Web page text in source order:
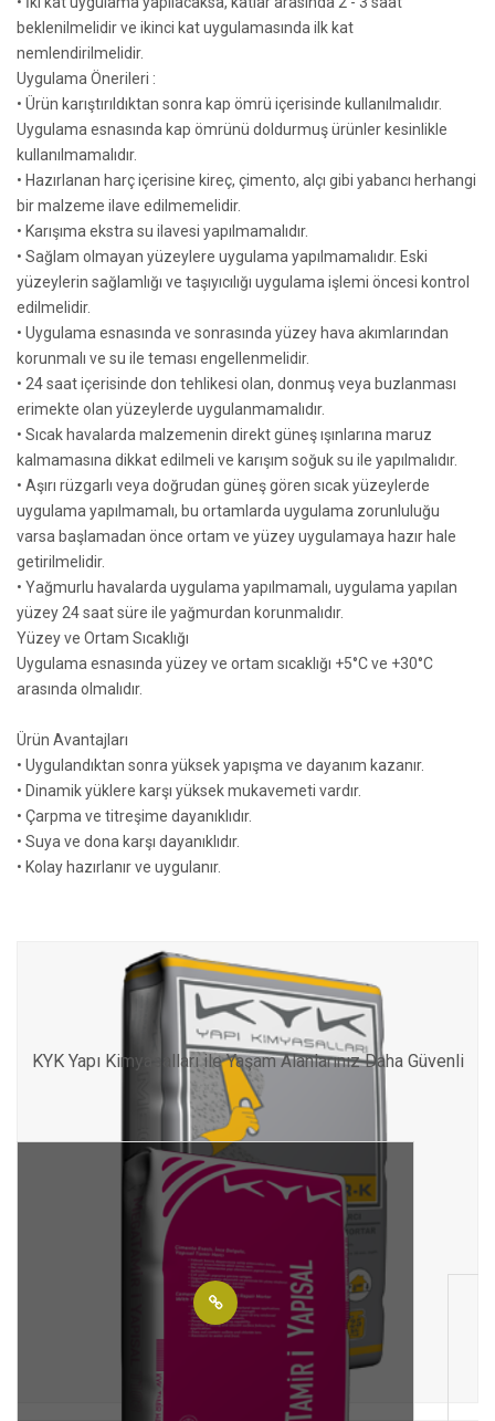
beklenilmelidir ve ikinci kat uygulamasında ilk kat
nemlendirilmelidir.
Uygulama Önerileri :
• Ürün karıştırıldıktan sonra kap ömrü içerisinde kullanılmalıdır.
Uygulama esnasında kap ömrünü doldurmuş ürünler kesinlikle
kullanılmamalıdır.
• Hazırlanan harç içerisine kireç, çimento, alçı gibi yabancı herhangi
bir malzeme ilave edilmemelidir.
• Karışıma ekstra su ilavesi yapılmamalıdır.
• Sağlam olmayan yüzeylere uygulama yapılmamalıdır. Eski
yüzeylerin sağlamlığı ve taşıyıcılığı uygulama işlemi öncesi kontrol
edilmelidir.
• Uygulama esnasında ve sonrasında yüzey hava akımlarından
korunmalı ve su ile teması engellenmelidir.
• 24 saat içerisinde don tehlikesi olan, donmuş veya buzlanması
erimekte olan yüzeylerde uygulanmamalıdır.
• Sıcak havalarda malzemenin direkt güneş ışınlarına maruz
kalmamasına dikkat edilmeli ve karışım soğuk su ile yapılmalıdır.
• Aşırı rüzgarlı veya doğrudan güneş gören sıcak yüzeylerde
uygulama yapılmamalı, bu ortamlarda uygulama zorunluluğu
varsa başlamadan önce ortam ve yüzey uygulamaya hazır hale
getirilmelidir.
• Yağmurlu havalarda uygulama yapılmamalı, uygulama yapılan
yüzey 24 saat süre ile yağmurdan korunmalıdır.
Yüzey ve Ortam Sıcaklığı
Uygulama esnasında yüzey ve ortam sıcaklığı +5°C ve +30°C
arasında olmalıdır.
Ürün Avantajları
• Uygulandıktan sonra yüksek yapışma ve dayanım kazanır.
• Dinamik yüklere karşı yüksek mukavemeti vardır.
• Çarpma ve titreşime dayanıklıdır.
• Suya ve dona karşı dayanıklıdır.
• Kolay hazırlanır ve uygulanır.
Diğer KYK Yapı Kimyasalları
KYK Yapı Kimyasalları ile Yaşam Alanlarınız Daha Güvenli